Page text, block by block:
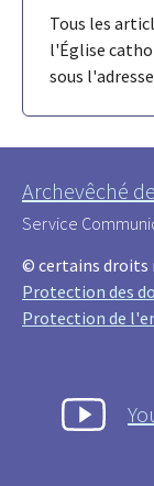
Tous les
l'Église
sous l'adresse
Archevêché
Service
© certains droits
Protection des
Protection de